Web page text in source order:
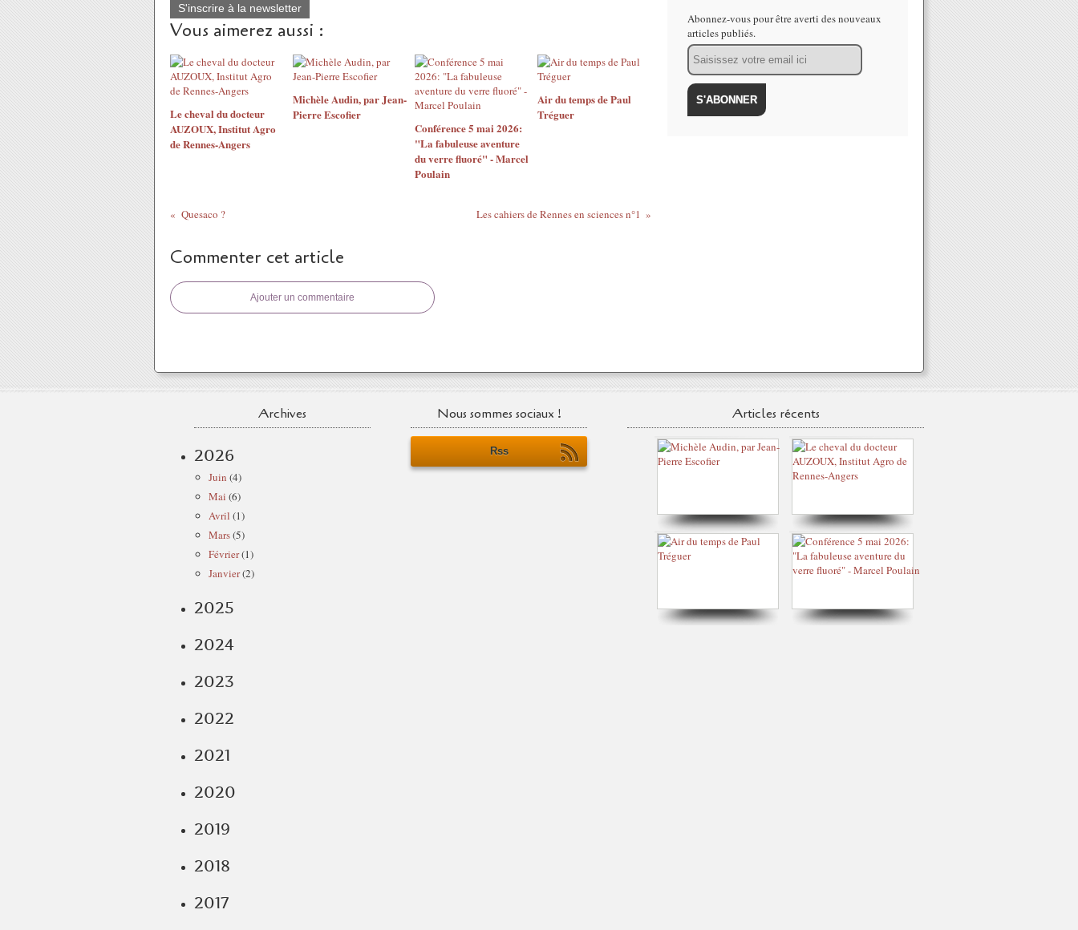
S'inscrire à la newsletter
Vous aimerez aussi :
Le cheval du docteur
AUZOUX, Institut Agro
de Rennes-Angers
Michèle Audin, par Jean-
Pierre Escofier
Conférence 5 mai 2026:
"La fabuleuse aventure
du verre fluoré" - Marcel
Poulain
Air du temps de Paul
Tréguer
Quesaco ? Les cahiers de Rennes en sciences n°1
Commenter cet article
Ajouter un commentaire
Abonnez-vous pour être averti des nouveaux
articles publiés.
Email
Archives
2026
Juin (4)
Mai (6)
Avril (1)
Mars(5)
Février(1)
Janvier(2)
2025
2024
2023
2022
2021
2020
2019
2018
2017
Nous sommes sociaux !
Rss
Articles récents